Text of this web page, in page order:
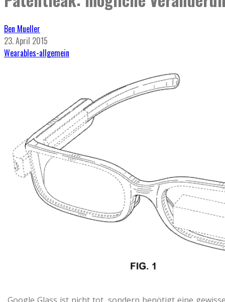
Ben Mueller
23. April 2015
Wearables-allgemein